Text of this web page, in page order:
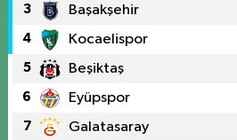
3 Başakşehir
4 Kocaelispor
5 Beşiktaş
6 Eyüpspor
7 Galatasaray